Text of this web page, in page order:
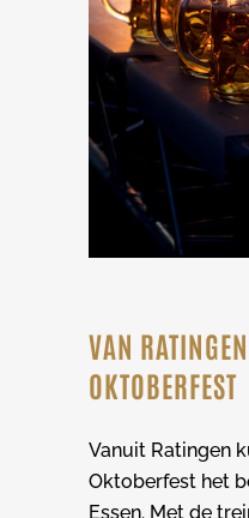
VAN
OKTOBERFEST
Vanuit Ratingen
Oktoberfest het
Essen. Met de